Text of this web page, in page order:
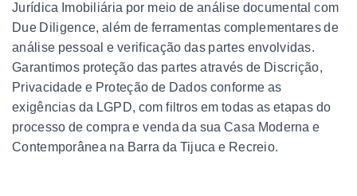
Jurídica Imobiliária por meio de análise documental com
Due Diligence, além de ferramentas complementares de
análise pessoal e verificação das partes envolvidas.
Garantimos proteção das partes através de Discrição,
Privacidade e Proteção de Dados conforme as
exigências da LGPD, com filtros em todas as etapas do
processo de compra e venda da sua Casa Moderna e
Contemporânea na Barra da Tijuca e Recreio.